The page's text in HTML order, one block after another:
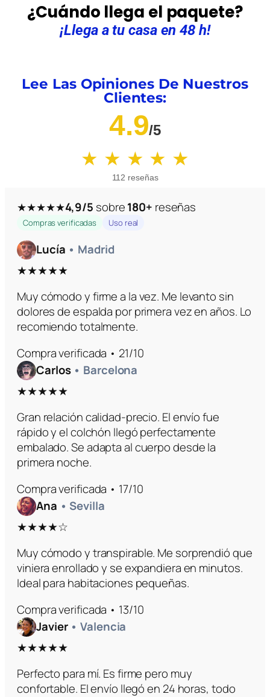
¿Cuándo llega el paquete?
¡Llega a tu casa en 48 h!
Lee Las Opiniones De Nuestros
Clientes:
4.9/5
★ ★ ★ ★ ★
112 reseñas
★★★★★4,9/5 sobre180+ reseñas
Compras verificadas Uso real
Lucía • Madrid
★★★★★
Muy cómodo y firme a la vez. Me levanto sin
dolores de espalda por primera vez en años. Lo
recomiendo totalmente.
Compra verificada • 21/10
Carlos • Barcelona
★★★★★
Gran relación calidad-precio. El envío fue
rápido y el colchón llegó perfectamente
embalado. Se adapta al cuerpo desde la
primera noche.
Compra verificada • 17/10
Ana • Sevilla
★★★★☆
Muy cómodo y transpirable. Me sorprendió que
viniera enrollado y se expandiera en minutos.
Ideal para habitaciones pequeñas.
Compra verificada • 13/10
Javier • Valencia
★★★★★
Perfecto para mí. Es firme pero muy
confortable. El envío llegó en 24 horas, todo